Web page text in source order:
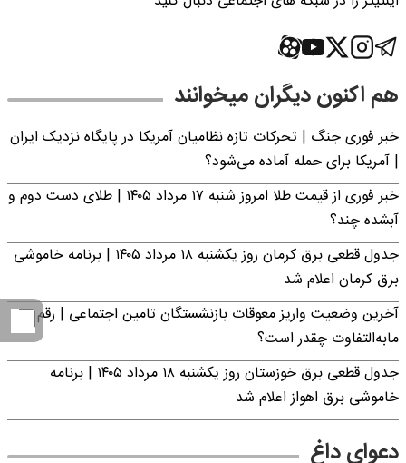
هم اکنون دیگران میخوانند
خبر فوری جنگ | تحرکات تازه نظامیان آمریکا در پایگاه نزدیک ایران
| آمریکا برای حمله آماده می‌شود؟
خبر فوری از قیمت طلا امروز شنبه ۱۷ مرداد ۱۴۰۵ | طلای دست دوم و
آبشده چند؟
جدول قطعی برق کرمان روز یکشنبه ۱۸ مرداد ۱۴۰۵ | برنامه خاموشی
برق کرمان اعلام شد
آخرین وضعیت واریز معوقات بازنشستگان تامین اجتماعی | رقم
مابه‌التفاوت چقدر است؟
جدول قطعی برق خوزستان روز یکشنبه ۱۸ مرداد ۱۴۰۵ | برنامه
خاموشی برق اهواز اعلام شد
دعوای داغ